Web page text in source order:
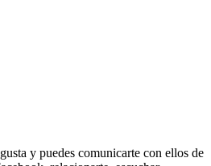
y puedes comunicarte con ellos de